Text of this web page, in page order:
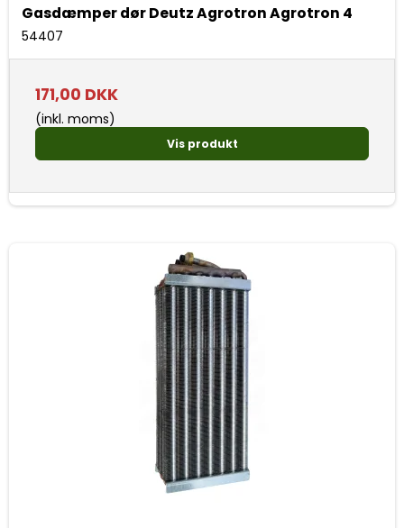
Gasdæmper dør Deutz Agrotron Agrotron 4
54407
171,00 DKK
(inkl. moms)
Vis produkt